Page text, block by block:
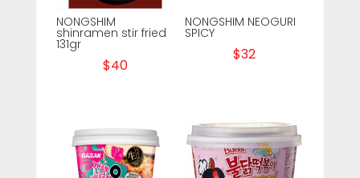
NONGSHIM
shinramen stir fried
131gr
$40
NONGSHIM NEOGURI
SPICY
$32